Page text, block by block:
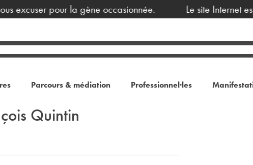
excuser pour la gène occasionnée. Le site Internet
Parcours & médiation Professionnel·les
Quintin